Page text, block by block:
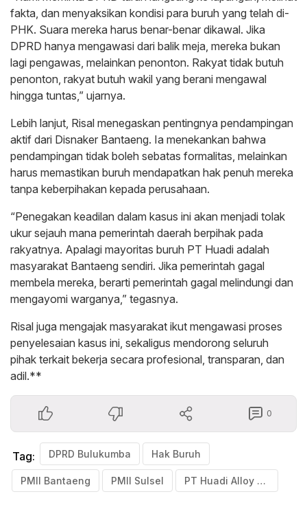
fakta, dan menyaksikan kondisi para buruh yang telah di-
PHK. Suara mereka harus benar-benar dikawal. Jika
DPRD hanya mengawasi dari balik meja, mereka bukan
lagi pengawas, melainkan penonton. Rakyat tidak butuh
penonton, rakyat butuh wakil yang berani mengawal
hingga tuntas,” ujarnya.
Lebih lanjut, Risal menegaskan pentingnya pendampingan
aktif dari Disnaker Bantaeng. Ia menekankan bahwa
pendampingan tidak boleh sebatas formalitas, melainkan
harus memastikan buruh mendapatkan hak penuh mereka
tanpa keberpihakan kepada perusahaan.
“Penegakan keadilan dalam kasus ini akan menjadi tolak
ukur sejauh mana pemerintah daerah berpihak pada
rakyatnya. Apalagi mayoritas buruh PT Huadi adalah
masyarakat Bantaeng sendiri. Jika pemerintah gagal
membela mereka, berarti pemerintah gagal melindungi dan
mengayomi warganya,” tegasnya.
Risal juga mengajak masyarakat ikut mengawasi proses
penyelesaian kasus ini, sekaligus mendorong seluruh
pihak terkait bekerja secara profesional, transparan, dan
adil.**
0
Tag: DPRD Bulukumba Hak Buruh
PMII Bantaeng PMII Sulsel PT Huadi Alloy Nickel Bantaeng